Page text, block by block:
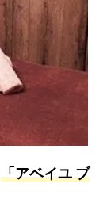
「アベイユ ブ